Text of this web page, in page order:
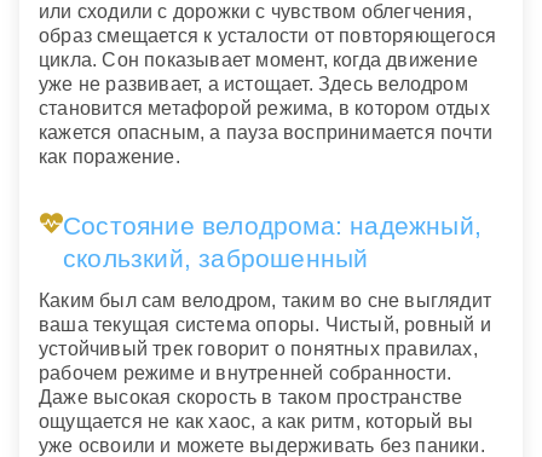
или сходили с дорожки с чувством облегчения,
образ смещается к усталости от повторяющегося
цикла. Сон показывает момент, когда движение
уже не развивает, а истощает. Здесь велодром
становится метафорой режима, в котором отдых
кажется опасным, а пауза воспринимается почти
как поражение.
Состояние велодрома: надежный,
скользкий, заброшенный
Каким был сам велодром, таким во сне выглядит
ваша текущая система опоры. Чистый, ровный и
устойчивый трек говорит о понятных правилах,
рабочем режиме и внутренней собранности.
Даже высокая скорость в таком пространстве
ощущается не как хаос, а как ритм, который вы
уже освоили и можете выдерживать без паники.